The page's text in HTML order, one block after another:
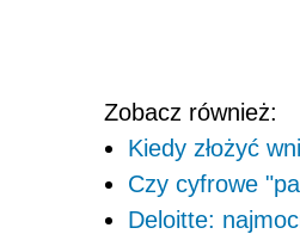
Zobacz również:
Kiedy złożyć
Czy cyfrowe
Deloitte: